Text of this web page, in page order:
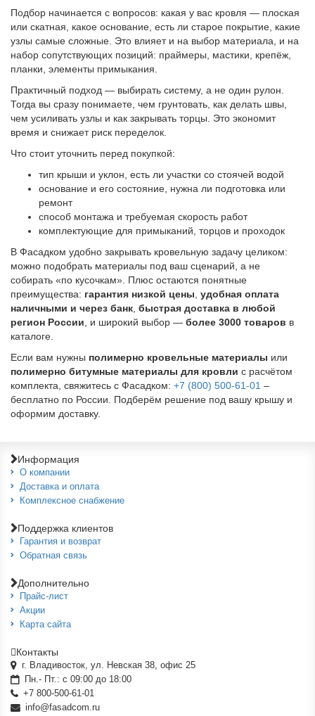
Подбор начинается с вопросов: какая у вас кровля — плоская
или скатная, какое основание, есть ли старое покрытие, какие
узлы самые сложные. Это влияет и на выбор материала, и на
набор сопутствующих позиций: праймеры, мастики, крепёж,
планки, элементы примыкания.
Практичный подход — выбирать систему, а не один рулон.
Тогда вы сразу понимаете, чем грунтовать, как делать швы,
чем усиливать узлы и как закрывать торцы. Это экономит
время и снижает риск переделок.
Что стоит уточнить перед покупкой:
тип крыши и уклон, есть ли участки со стоячей водой
основание и его состояние, нужна ли подготовка или
ремонт
способ монтажа и требуемая скорость работ
комплектующие для примыканий, торцов и проходок
В Фасадком удобно закрывать кровельную задачу целиком:
можно подобрать материалы под ваш сценарий, а не
собирать «по кусочкам». Плюс остаются понятные
преимущества: гарантия низкой цены удобная оплата
наличными и через банк быстрая доставка в любой
регион России , и широкий выбор — более 3000 товаров в
каталоге.
Если вам нужны полимерно кровельные материалы или
полимерно битумные материалы для кровли с расчётом
комплекта, свяжитесь с Фасадком: +7 (800) 500-61-01 –
бесплатно по России. Подберём решение под вашу крышу и
оформим доставку.
Информация
О компании
Доставка и оплата
Комплексное снабжение
Поддержка клиентов
Гарантия и возврат
Обратная связь
Дополнительно
Прайс-лист
Акции
Карта сайта
Контакты
г. Владивосток, ул. Невская 38, офис 25
Пн.- Пт.: с 09:00 до 18:00
+7 800-500-61-01
info@fasadcom.ru